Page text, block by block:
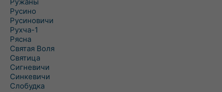
Русино
Русиновичи
Рухча-1
Рясна
Святая Воля
Святица
Сигневичи
Синкевичи
Слобудка